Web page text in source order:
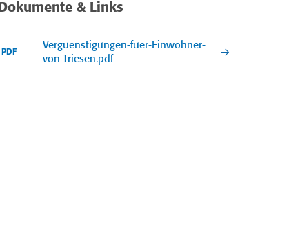
Dokumente & Links
PDF
Verguenstigungen-fuer-Einwohner-
von-Triesen.pdf